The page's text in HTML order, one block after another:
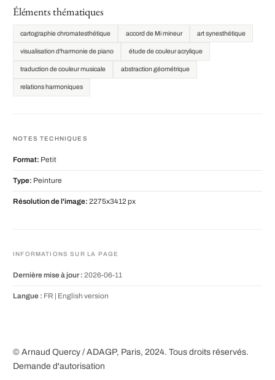
Éléments thématiques
cartographie chromatesthétique accord de Mi mineur art synesthétique
visualisation d'harmonie de piano étude de couleur acrylique
traduction de couleur musicale abstraction géométrique
relations harmoniques
NOTES TECHNIQUES
Format: Petit
Type: Peinture
Résolution de l'image: 2275x3412 px
INFORMATIONS SUR LA PAGE
Dernière mise à jour : 2026-06-11
Langue : FR | English version
© Arnaud Quercy / ADAGP, Paris, 2024. Tous droits réservés.
Demande d'autorisation